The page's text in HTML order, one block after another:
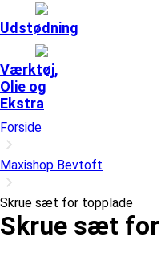
Udstødning
Værktøj,
Olie og
Ekstra
Forside
Maxishop Bevtoft
Skrue sæt for topplade
Skrue sæt